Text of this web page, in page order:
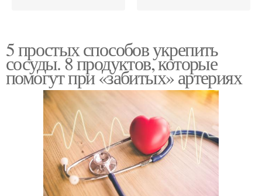
5 простых способов укрепить
сосуды. 8 продуктов, которые
помогут при «забитых» артериях